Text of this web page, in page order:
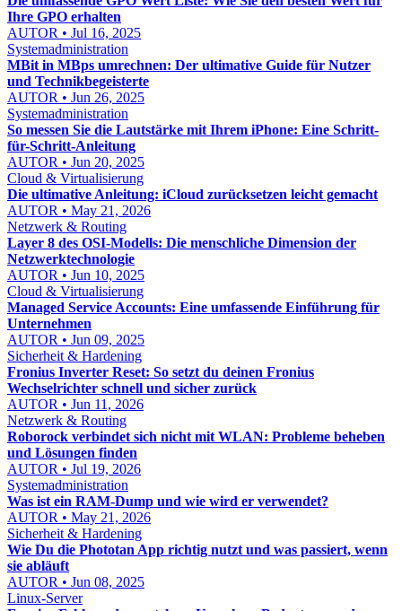
Ihre GPO erhalten
AUTOR • Jul 16, 2025
Systemadministration
MBit in MBps umrechnen: Der ultimative Guide für Nutzer
und Technikbegeisterte
AUTOR • Jun 26, 2025
Systemadministration
So messen Sie die Lautstärke mit Ihrem iPhone: Eine Schritt-
für-Schritt-Anleitung
AUTOR • Jun 20, 2025
Cloud & Virtualisierung
Die ultimative Anleitung: iCloud zurücksetzen leicht gemacht
AUTOR • May 21, 2026
Netzwerk & Routing
Layer 8 des OSI-Modells: Die menschliche Dimension der
Netzwerktechnologie
AUTOR • Jun 10, 2025
Cloud & Virtualisierung
Managed Service Accounts: Eine umfassende Einführung für
Unternehmen
AUTOR • Jun 09, 2025
Sicherheit & Hardening
Fronius Inverter Reset: So setzt du deinen Fronius
Wechselrichter schnell und sicher zurück
AUTOR • Jun 11, 2026
Netzwerk & Routing
Roborock verbindet sich nicht mit WLAN: Probleme beheben
und Lösungen finden
AUTOR • Jul 19, 2026
Systemadministration
Was ist ein RAM-Dump und wie wird er verwendet?
AUTOR • May 21, 2026
Sicherheit & Hardening
Wie Du die Phototan App richtig nutzt und was passiert, wenn
sie abläuft
AUTOR • Jun 08, 2025
Linux-Server